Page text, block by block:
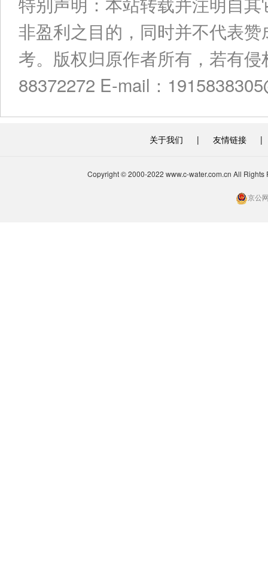
非盈利之目的，同时并不代表
考。版权归原作者所有，若有
88372272 E-mail：
关于我们 | 友情链接 |
Copyright © 2000-2022 www.c-water.com.cn All
京公